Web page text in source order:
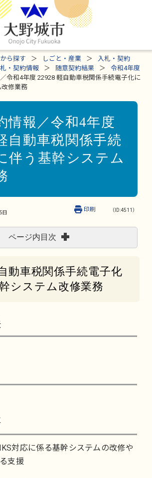
ら探す しごと・産業
入札・契約
・契約情報
随意契約結果
令和4年度
令和4年度 22928 軽自動車税関係手続電子化に
修業務
情報／令和4年度
自動車税関係手続
伴う基幹システム
（ID:4511）
印刷
ページ内目次
動車税関係手続電子化
システム改修業務
対応に係る基幹システムの改修や
支援